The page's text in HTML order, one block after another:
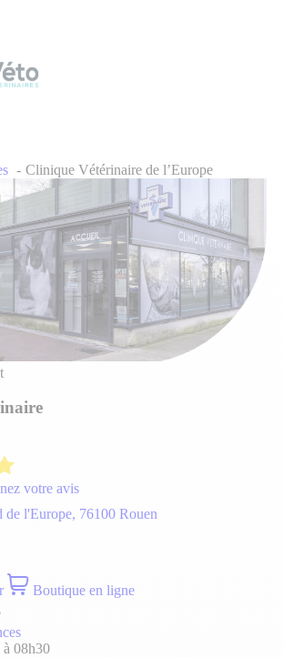
Clinique Vétérinaire de l’Europe
votre avis
de l'Europe, 76100 Rouen
Boutique en ligne
08h30